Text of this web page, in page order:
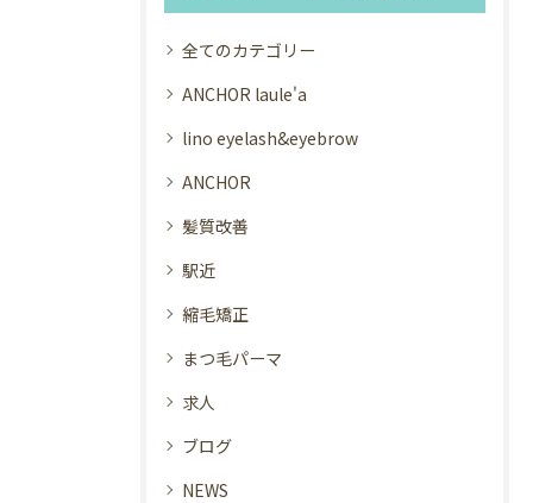
全てのカテゴリー
ANCHOR laule'a
lino eyelash&eyebrow
ANCHOR
髪質改善
駅近
縮毛矯正
まつ毛パーマ
求人
ブログ
NEWS